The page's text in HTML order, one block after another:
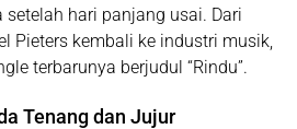
hari panjang usai. Dari
Pieters kembali ke industri musik,
terbarunya berjudul “Rindu”.
Tenang dan Jujur